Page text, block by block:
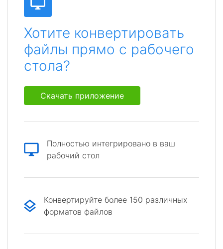
Хотите конвертировать
файлы прямо с рабочего
стола?
Скачать приложение
Полностью интегрировано в ваш
рабочий стол
Конвертируйте более 150 различных
форматов файлов